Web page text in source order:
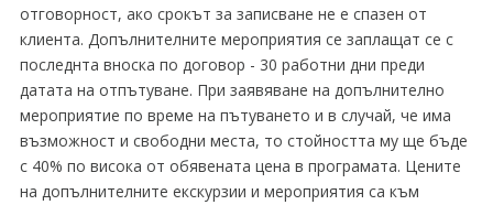
отговорност, ако срокът за записване не е спазен от
клиента. Допълнителните мероприятия се заплащат се с
последнта вноска по договор - 30 работни дни преди
датата на отпътуване. При заявяване на допълнително
мероприятие по време на пътуването и в случай, че има
възможност и свободни места, то стойността му ще бъде
с 40% по висока от обявената цена в програмата. Цените
на допълнителните екскурзии и мероприятия са към